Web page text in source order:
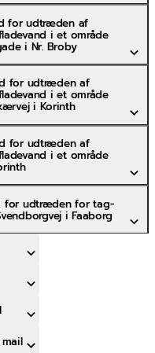
for udtræden af
i et område
i Nr. Broby
for udtræden af
i et område
i Korinth
for udtræden af
i et område
for udtræden for tag-
i Faaborg